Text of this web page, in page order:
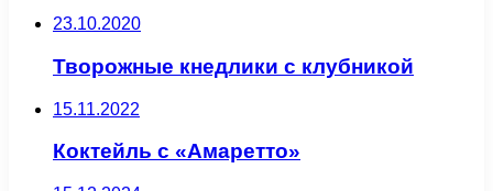
23.10.2020
Творожные кнедлики с клубникой
15.11.2022
Коктейль с «Амаретто»